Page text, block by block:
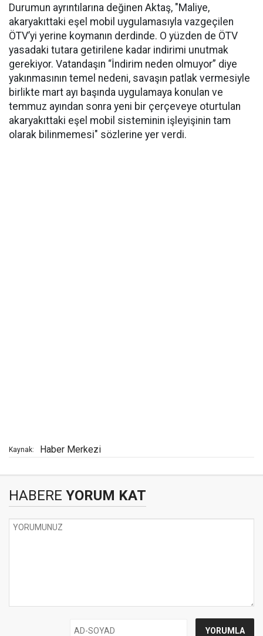
Durumun ayrıntılarına değinen Aktaş, "Maliye,
akaryakıttaki eşel mobil uygulamasıyla vazgeçilen
ÖTV’yi yerine koymanın derdinde. O yüzden de ÖTV
yasadaki tutara getirilene kadar indirimi unutmak
gerekiyor. Vatandaşın “İndirim neden olmuyor” diye
yakınmasının temel nedeni, savaşın patlak vermesiyle
birlikte mart ayı başında uygulamaya konulan ve
temmuz ayından sonra yeni bir çerçeveye oturtulan
akaryakıttaki eşel mobil sisteminin işleyişinin tam
olarak bilinmemesi" sözlerine yer verdi.
Kaynak: Haber Merkezi
HABERE YORUM KAT